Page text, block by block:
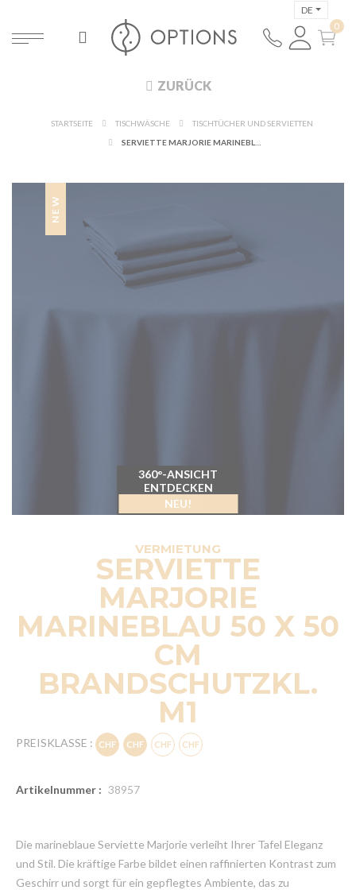
DE
ZURÜCK
STARTSEITE TISCHWÄSCHE
TISCHTÜCHER UND SERVIETTEN
VERMIETUNG
SERVIETTE
MARJORIE
MARINEBLAU 50 X 50
CM
BRANDSCHUTZKL.
M1
PREISKLASSE :
Artikelnummer : 38957
Die marineblaue Serviette Marjorie verleiht Ihrer Tafel Eleganz
und Stil. Die kräftige Farbe bildet einen raffinierten Kontrast zum
Geschirr und sorgt für ein gepflegtes Ambiente, das zu
360°-ANSICHT
ENTDECKEN
NEU!
NEW